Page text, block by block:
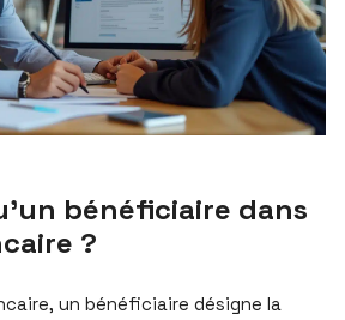
bénéficiaire dans
?
un bénéficiaire désigne la